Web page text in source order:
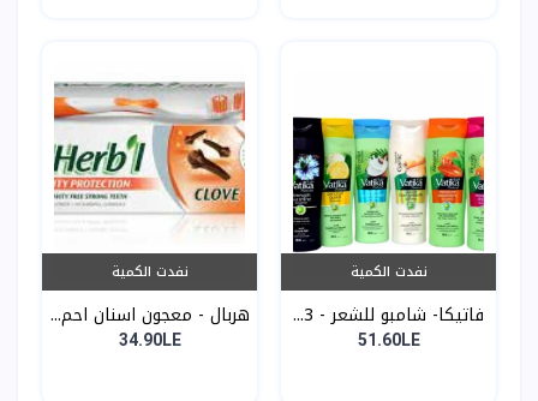
نفدت الكمية
فاتيكا- شامبو للشعر - 3...
51.60LE
نفدت الكمية
هربال - معجون اسنان احم...
34.90LE